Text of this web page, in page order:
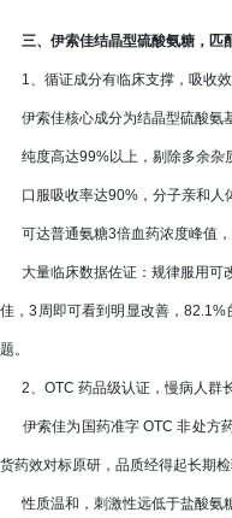
三、伊索佳结晶型硫酸氨糖，匹
1、循证成分有临床支撑，吸收
伊索佳核心成分为结晶型硫酸氨
纯度高达99%以上，剔除多余杂
口服吸收率达90%，分子亲和人
可达普通氨糖3倍血药浓度峰值，
大量临床数据佐证：规律服用可
佳，3周即可看到明显改善，
题。
2、OTC 药品级认证，慢病人群
伊索佳为国药准字 OTC 非处方
货药效对标原研，品质经得起长期
性质温和，刺激性远低于盐酸氨